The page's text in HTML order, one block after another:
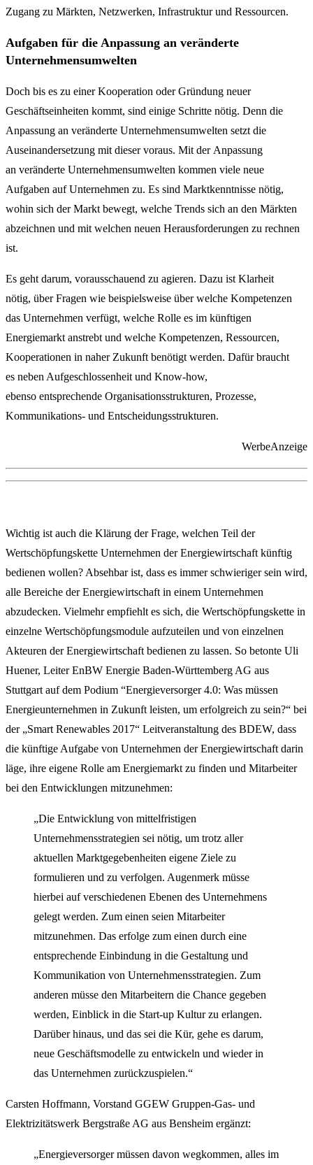
Zugang zu Märkten, Netzwerken, Infrastruktur und Ressourcen.
Aufgaben für die Anpassung an veränderte
Unternehmensumwelten
Doch bis es zu einer Kooperation oder Gründung neuer
Geschäftseinheiten kommt, sind einige Schritte nötig. Denn die
Anpassung an veränderte Unternehmensumwelten setzt die
Auseinandersetzung mit dieser voraus. Mit der Anpassung
an veränderte Unternehmensumwelten kommen viele neue
Aufgaben auf Unternehmen zu. Es sind Marktkenntnisse nötig,
wohin sich der Markt bewegt, welche Trends sich an den Märkten
abzeichnen und mit welchen neuen Herausforderungen zu rechnen
ist.
Es geht darum, vorausschauend zu agieren. Dazu ist Klarheit
nötig, über Fragen wie beispielsweise über welche Kompetenzen
das Unternehmen verfügt, welche Rolle es im künftigen
Energiemarkt anstrebt und welche Kompetenzen, Ressourcen,
Kooperationen in naher Zukunft benötigt werden. Dafür braucht
es neben Aufgeschlossenheit und Know-how,
ebenso entsprechende Organisationsstrukturen, Prozesse,
Kommunikations- und Entscheidungsstrukturen.
WerbeAnzeige
Wichtig ist auch die Klärung der Frage, welchen Teil der
Wertschöpfungskette Unternehmen der Energiewirtschaft künftig
bedienen wollen? Absehbar ist, dass es immer schwieriger sein wird,
alle Bereiche der Energiewirtschaft in einem Unternehmen
abzudecken. Vielmehr empfiehlt es sich, die Wertschöpfungskette in
einzelne Wertschöpfungsmodule aufzuteilen und von einzelnen
Akteuren der Energiewirtschaft bedienen zu lassen. So betonte Uli
Huener, Leiter EnBW Energie Baden-Württemberg AG aus
Stuttgart auf dem Podium “Energieversorger 4.0: Was müssen
Energieunternehmen in Zukunft leisten, um erfolgreich zu sein?“ bei
der „Smart Renewables 2017“ Leitveranstaltung des BDEW, dass
die künftige Aufgabe von Unternehmen der Energiewirtschaft darin
läge, ihre eigene Rolle am Energiemarkt zu finden und Mitarbeiter
bei den Entwicklungen mitzunehmen:
„Die Entwicklung von mittelfristigen
Unternehmensstrategien sei nötig, um trotz aller
aktuellen Marktgegebenheiten eigene Ziele zu
formulieren und zu verfolgen. Augenmerk müsse
hierbei auf verschiedenen Ebenen des Unternehmens
gelegt werden. Zum einen seien Mitarbeiter
mitzunehmen. Das erfolge zum einen durch eine
entsprechende Einbindung in die Gestaltung und
Kommunikation von Unternehmensstrategien. Zum
anderen müsse den Mitarbeitern die Chance gegeben
werden, Einblick in die Start-up Kultur zu erlangen.
Darüber hinaus, und das sei die Kür, gehe es darum,
neue Geschäftsmodelle zu entwickeln und wieder in
das Unternehmen zurückzuspielen.“
Carsten Hoffmann, Vorstand GGEW Gruppen-Gas- und
Elektrizitätswerk Bergstraße AG aus Bensheim ergänzt:
„Energieversorger müssen davon wegkommen, alles im